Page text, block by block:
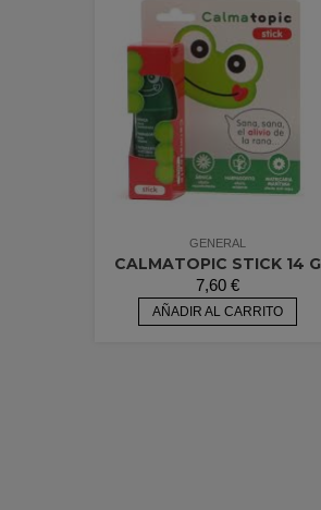
GENERAL
CALMATOPIC STICK 14 G
7,60 €
AÑADIR AL CARRITO